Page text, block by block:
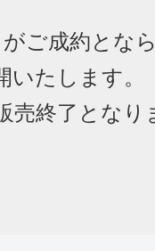
ご成約とな
たします。
売終了となり